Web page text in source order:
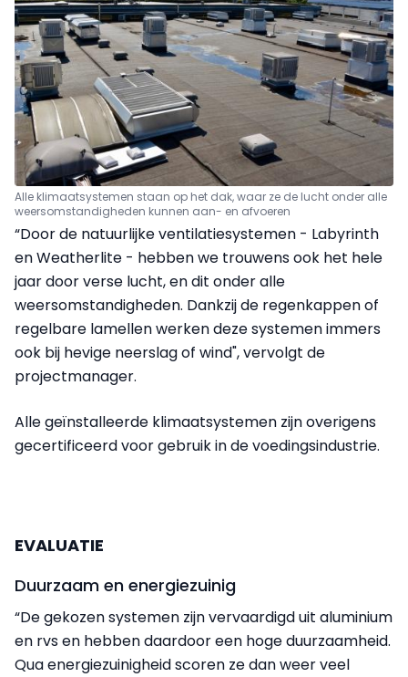
Alle klimaatsystemen staan op het dak, waar ze de lucht onder alle
weersomstandigheden kunnen aan- en afvoeren
“Door de natuurlijke ventilatiesystemen - Labyrinth
en Weatherlite - hebben we trouwens ook het hele
jaar door verse lucht, en dit onder alle
weersomstandigheden. Dankzij de regenkappen of
regelbare lamellen werken deze systemen immers
ook bij hevige neerslag of wind", vervolgt de
projectmanager.
Alle geïnstalleerde klimaatsystemen zijn overigens
gecertificeerd voor gebruik in de voedingsindustrie.
EVALUATIE
Duurzaam en energiezuinig
“De gekozen systemen zijn vervaardigd uit aluminium
en rvs en hebben daardoor een hoge duurzaamheid.
Qua energiezuinigheid scoren ze dan weer veel